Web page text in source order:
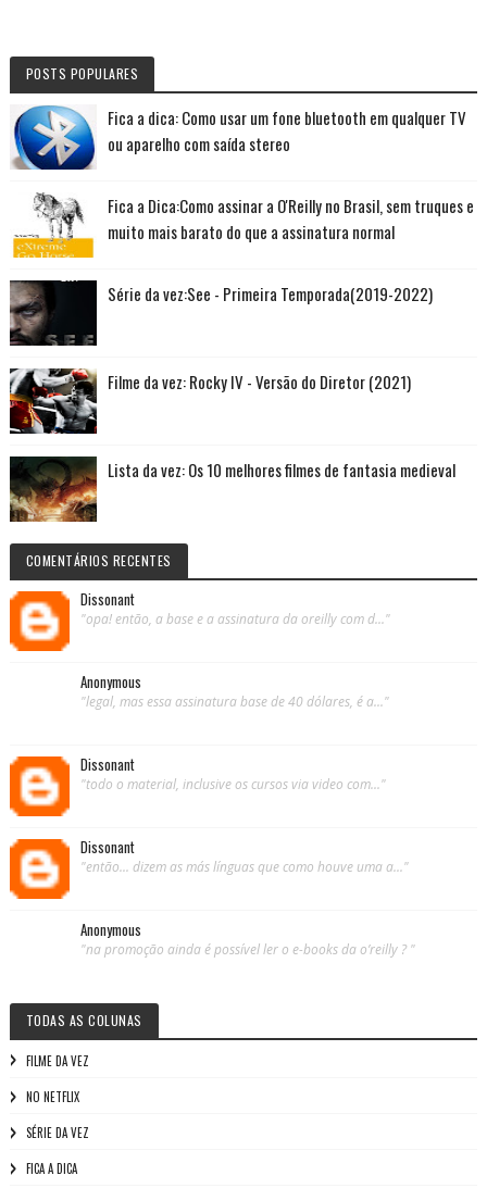
POSTS POPULARES
Fica a dica: Como usar um fone bluetooth em qualquer TV
ou aparelho com saída stereo
Fica a Dica:Como assinar a O'Reilly no Brasil, sem truques e
muito mais barato do que a assinatura normal
Série da vez:See - Primeira Temporada(2019-2022)
Filme da vez: Rocky IV - Versão do Diretor (2021)
Lista da vez: Os 10 melhores filmes de fantasia medieval
COMENTÁRIOS RECENTES
Dissonant
"opa! então, a base e a assinatura da oreilly com d..."
Anonymous
"legal, mas essa assinatura base de 40 dólares, é a..."
Dissonant
"todo o material, inclusive os cursos via video com..."
Dissonant
"então... dizem as más línguas que como houve uma a..."
Anonymous
"na promoção ainda é possível ler o e-books da o’reilly ? "
TODAS AS COLUNAS
FILME DA VEZ
NO NETFLIX
SÉRIE DA VEZ
FICA A DICA